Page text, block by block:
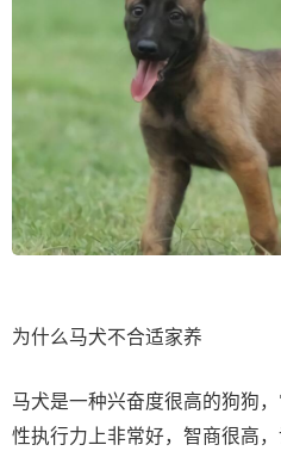
为什么马犬不合适家养
马犬是一种兴奋度很高的狗狗
性执行力上非常好，智商很高